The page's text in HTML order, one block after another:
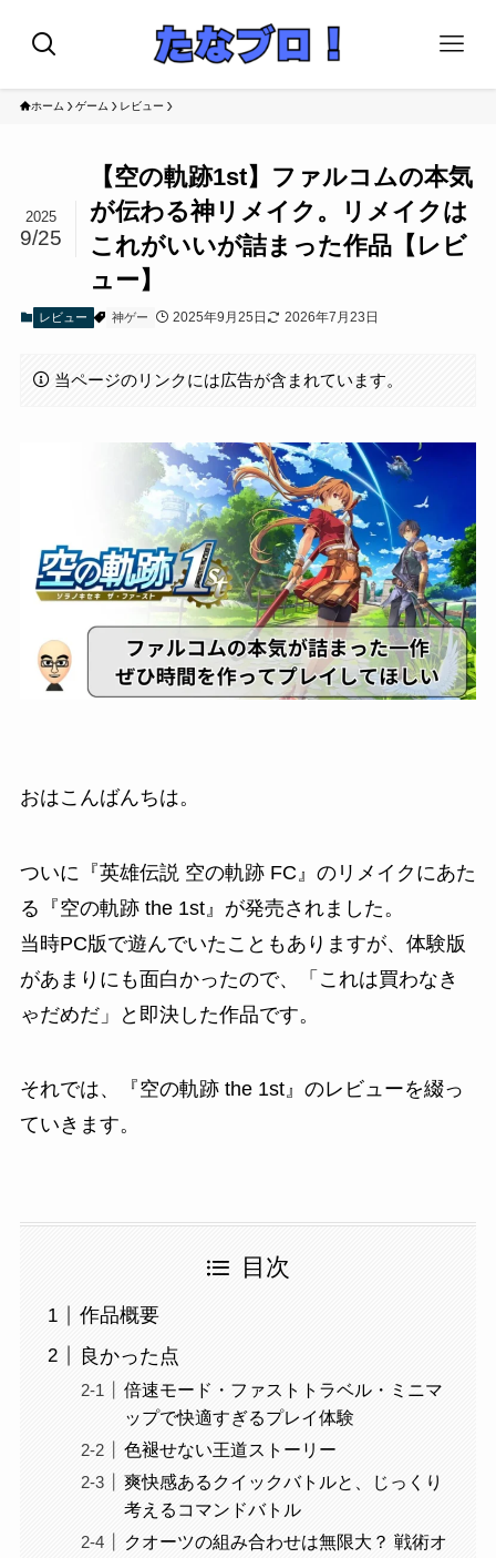
ホーム ゲーム レビュー
【空の軌跡1st】ファルコムの本気
が伝わる神リメイク。リメイクは
これがいいが詰まった作品【レビ
ュー】
2025
9/25
レビュー 神ゲー 2025年9月25日 2026年7月23日
当ページのリンクには広告が含まれています。
おはこんばんちは。
ついに『英雄伝説 空の軌跡 FC』のリメイクにあた
る『空の軌跡 the 1st』が発売されました。
当時PC版で遊んでいたこともありますが、体験版
があまりにも面白かったので、「これは買わなき
ゃだめだ」と即決した作品です。
それでは、『空の軌跡 the 1st』のレビューを綴っ
ていきます。
目次
作品概要
良かった点
倍速モード・ファストトラベル・ミニマ
ップで快適すぎるプレイ体験
色褪せない王道ストーリー
爽快感あるクイックバトルと、じっくり
考えるコマンドバトル
クオーツの組み合わせは無限大？ 戦術オ